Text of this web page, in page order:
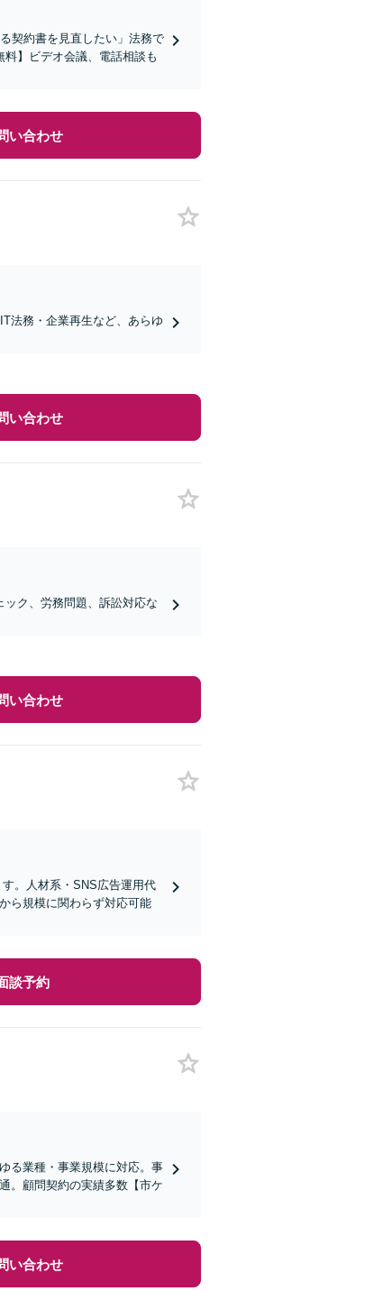
契約書を見直したい」法務で
】ビデオ会議、電話相談も
い合わせ
法務・企業再生など、あらゆ
い合わせ
ック、労務問題、訴訟対応な
い合わせ
。人材系・SNS広告運用代
ら規模に関わらず対応可能
談予約
る業種・事業規模に対応。事
。顧問契約の実績多数【市ケ
い合わせ